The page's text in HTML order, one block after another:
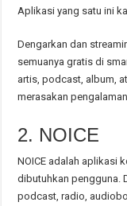
Aplikasi yang satu ini
Dengarkan dan
semuanya gratis di
artis, podcast, album,
merasakan
2. NOICE
NOICE adalah aplikasi
dibutuhkan pengguna.
podcast, radio,